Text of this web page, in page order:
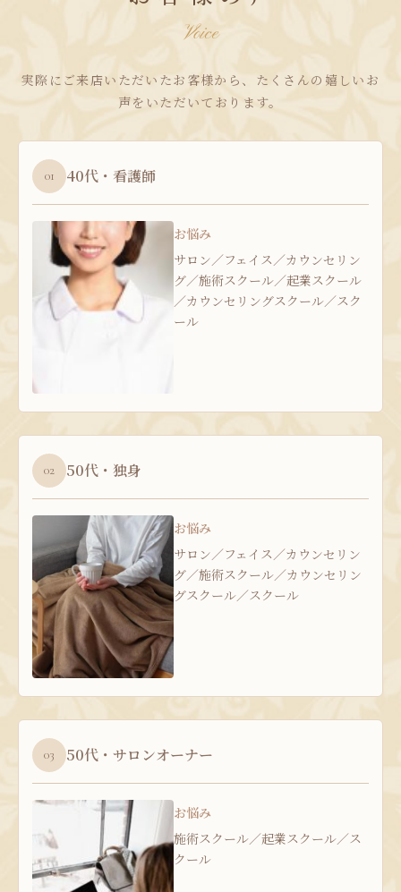
Voice
実際にご来店いただいたお客様から、たくさんの嬉しいお
声をいただいております。
01 40代・看護師
お悩み
サロン／フェイス／カウンセリン
グ／施術スクール／起業スクール
／カウンセリングスクール／スク
ール
02 50代・独身
お悩み
サロン／フェイス／カウンセリン
グ／施術スクール／カウンセリン
グスクール／スクール
03 50代・サロンオーナー
お悩み
施術スクール／起業スクール／ス
クール